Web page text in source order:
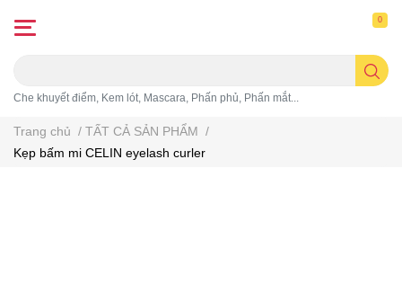
Che khuyết điểm, Kem lót, Mascara, Phấn phủ, Phấn mắt...
0
Trang chủ / TẤT CẢ SẢN PHẨM /
Kẹp bấm mi CELIN eyelash curler